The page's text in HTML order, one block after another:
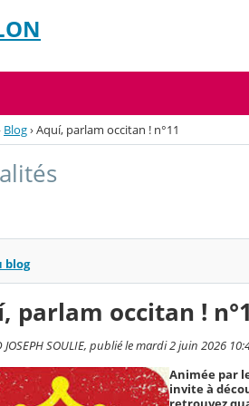
Blog›Aquí, parlam occitan ! n°11
blog
parlam occitan !
JOSEPH SOULIE, publié le mardi 2 juin 2026
Animée par
invite à